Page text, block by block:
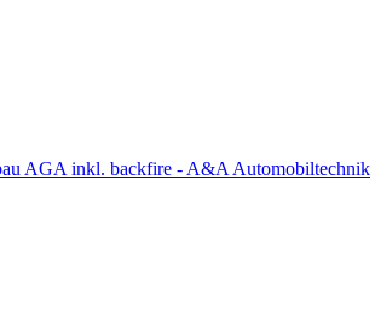
AGA inkl. backfire - A&A Automobiltechnik